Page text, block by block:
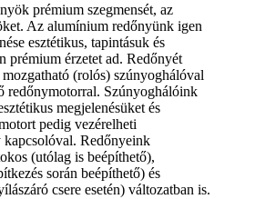
prémium szegmensét, az
Az alumínium redőnyünk igen
esztétikus, tapintásuk és
prémium érzetet ad. Redőnyét
(rolós) szúnyoghálóval
redőnymotorral. Szúnyoghálóink
megjelenésüket és
pedig vezérelheti
Redőnyeink
(utólag is beépíthető),
során beépíthető) és
csere esetén) változatban is.